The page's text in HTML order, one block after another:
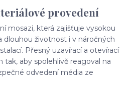
provedení
mosazi, která zajišťuje vysokou
dlouhou životnost i v náročných
Přesný uzavírací a otevírací
tak, aby spolehlivě reagoval na
odvedení média ze